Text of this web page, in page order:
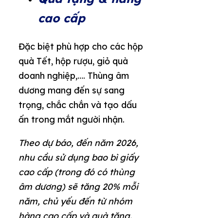
cao cấp
Đặc biệt phù hợp cho các hộp
quà Tết, hộp rượu, giỏ quà
doanh nghiệp,…. Thùng âm
dương mang đến sự sang
trọng, chắc chắn và tạo dấu
ấn trong mắt người nhận.
Theo dự báo, đến năm 2026,
nhu cầu sử dụng bao bì giấy
cao cấp (trong đó có thùng
âm dương) sẽ tăng 20% mỗi
năm, chủ yếu đến từ nhóm